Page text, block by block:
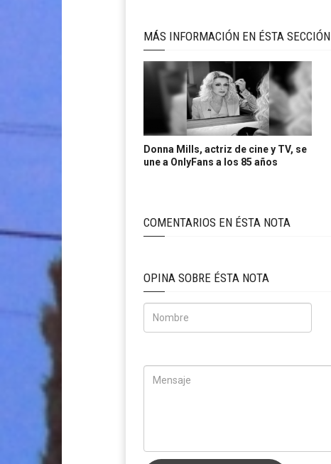
MÁS INFORMACIÓN EN ÉSTA SECCIÓN
Donna Mills, actriz de cine y TV, se
une a OnlyFans a los 85 años
COMENTARIOS EN ÉSTA NOTA
OPINA SOBRE ÉSTA NOTA